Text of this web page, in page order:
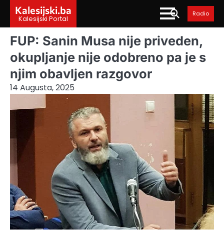
content
Kalesijski.ba
Kalesijski Portal
Radio
FUP: Sanin Musa nije priveden,
okupljanje nije odobreno pa je s
njim obavljen razgovor
14 Augusta, 2025